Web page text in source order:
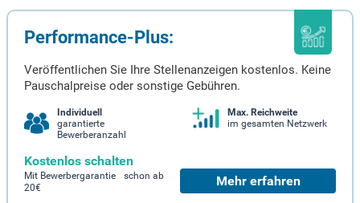
Performance-Plus:
Veröffentlichen Sie Ihre Stellenanzeigen kostenlos. Keine
Pauschalpreise oder sonstige Gebühren.
Individuell
garantierte
Bewerberanzahl
Max. Reichweite
im gesamten Netzwerk
Kostenlos schalten
Mit Bewerbergarantie schon ab
20€
Mehr erfahren